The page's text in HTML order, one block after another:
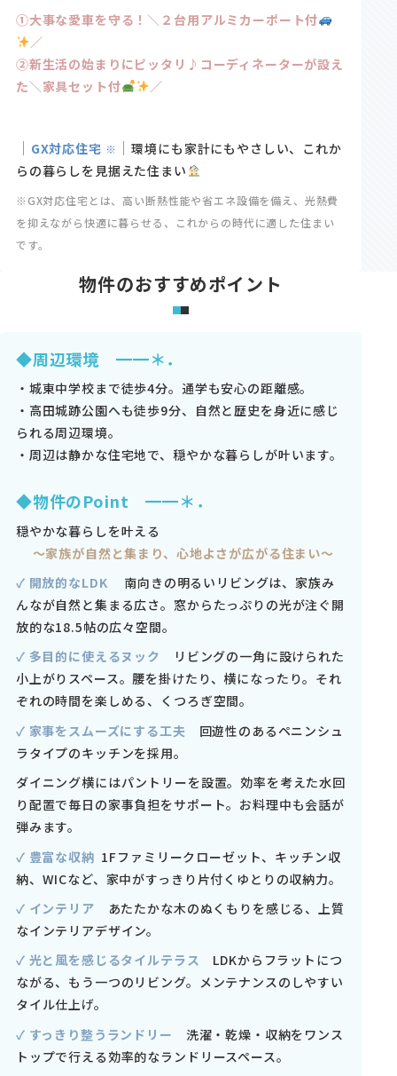
①大事な愛車を守る！＼２台用アルミカーポート付
／
②新生活の始まりにピッタリ♪コーディネーターが設え
た＼家具セット付
／
｜ GX対応住宅 ※ ｜環境にも家計にもやさしい、これか
らの暮らしを見据えた住まい
※GX対応住宅とは、高い断熱性能や省エネ設備を備え、光熱費
を抑えながら快適に暮らせる、これからの時代に適した住まい
です。
物件のおすすめポイント
◆周辺環境 ━━＊．
・城東中学校まで徒歩4分。通学も安心の距離感。
・高田城跡公園へも徒歩9分、自然と歴史を身近に感じ
られる周辺環境。
・周辺は静かな住宅地で、穏やかな暮らしが叶います。
◆物件のPoint ━━＊．
穏やかな暮らしを叶える
～家族が自然と集まり、心地よさが広がる住まい～
✓ 開放的なLDK
南向きの明るいリビングは、家族み
んなが自然と集まる広さ。窓からたっぷりの光が注ぐ開
放的な18.5帖の広々空間。
✓ 多目的に使えるヌック
リビングの一角に設けられた
小上がりスペース。腰を掛けたり、横になったり。 それ
ぞれの時間を楽しめる、くつろぎ空間。
✓ 家事をスムーズにする工夫
回遊性のあるペニンシュ
ラタイプのキッチンを採用。
ダイニング横にはパントリーを設置。効率を考えた水回
り配置で毎日の家事負担をサポート。お料理中も会話が
弾みます。
✓ 豊富な収納 1Fファミリークローゼット、キッチン収
納、WICなど、家中がすっきり片付くゆとりの収納力。
✓ インテリア あたたかな木のぬくもりを感じる、上質
なインテリアデザイン。
✓ 光と風を感じるタイルテラス
LDKからフラットにつ
ながる、もう一つのリビング。メンテナンスのしやすい
タイル仕上げ。
✓ すっきり整うランドリー 洗濯・乾燥・収納をワンス
トップで行える効率的なランドリースペース。